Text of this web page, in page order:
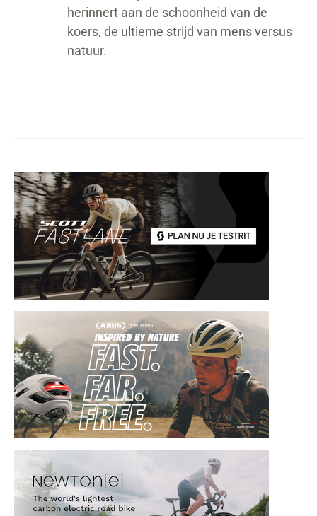
herinnert aan de schoonheid van de
koers, de ultieme strijd van mens versus
natuur.